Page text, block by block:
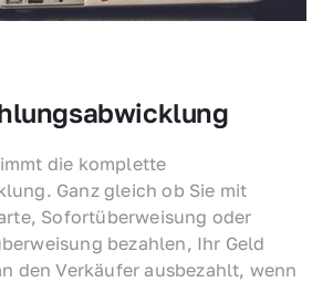
die komplette
Ganz gleich ob Sie mit
Sofortüberweisung oder
bezahlen, Ihr Geld
den Verkäufer ausbezahlt, wenn